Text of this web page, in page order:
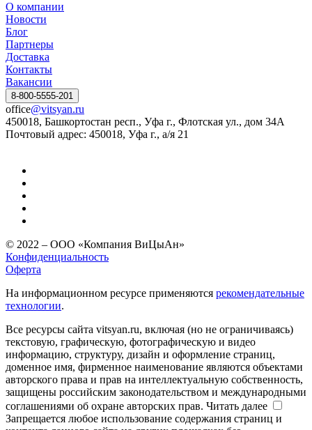
О компании
Новости
Блог
Партнеры
Доставка
Контакты
Вакансии
8-800-5555-201
office@vitsyan.ru
450018, Башкортостан респ., Уфа г., Флотская ул., дом 34А
Почтовый адрес: 450018, Уфа г., а/я 21
© 2022 – ООО «Компания ВиЦыАн»
Конфиденциальность
Оферта
На информационном ресурсе применяются рекомендательные
технологии.
Все ресурсы сайта vitsyan.ru, включая (но не ограничиваясь)
текстовую, графическую, фотографическую и видео
информацию, структуру, дизайн и оформление страниц,
доменное имя, фирменное наименование являются объектами
авторского права и прав на интеллектуальную собственность,
защищены российским законодательством и международными
соглашениями об охране авторских прав. Читать далее
Запрещается любое использование содержания страниц и